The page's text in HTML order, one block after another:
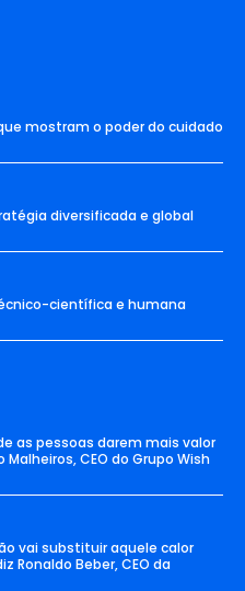
mostram o poder do cuidado
diversificada e global
científica e humana
as pessoas darem mais valor
CEO do Grupo Wish
vai substituir aquele calor
Ronaldo Beber, CEO da